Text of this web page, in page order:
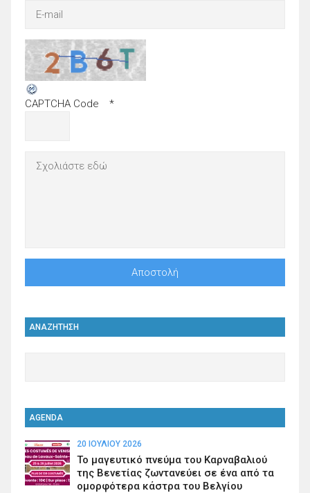
CAPTCHA Code *
ΑΝΑΖΗΤΗΣΗ
AGENDA
20 ΙΟΥΛΊΟΥ 2026
Το μαγευτικό πνεύμα του Καρναβαλιού
της Βενετίας ζωντανεύει σε ένα από τα
ομορφότερα κάστρα του Βελγίου